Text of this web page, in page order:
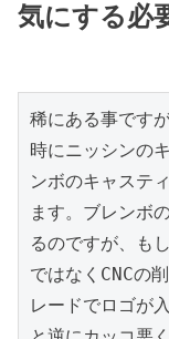
気にする必
稀にある事です
時にニッシンの
ンボのキャステ
ます。ブレンボ
るのですが、も
ではなくCNCの
レードでロゴが